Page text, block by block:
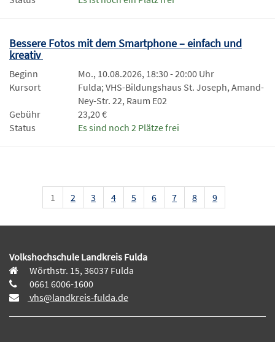
Bessere Fotos mit dem Smartphone – einfach und
kreativ
Beginn
Mo., 10.08.2026, 18:30 - 20:00 Uhr
Kursort
Fulda; VHS-Bildungshaus St. Joseph, Amand-
Ney-Str. 22, Raum E02
Gebühr
23,20 €
Status
Es sind noch 2 Plätze frei
1 2 3 4 5 6 7 8 9
Volkshochschule Landkreis Fulda
Wörthstr. 15, 36037 Fulda
0661 6006-1600
vhs@landkreis-fulda.de